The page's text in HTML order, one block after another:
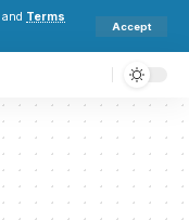
and Terms
Accept